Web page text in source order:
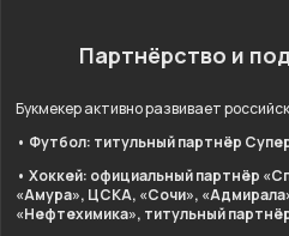
Партнёрство и
Букмекер активно развивает
• Футбол: титульный партнёр
• Хоккей: официальный партнёр
«Амура», ЦСКА, «Сочи»,
«Нефтехимика», титульный